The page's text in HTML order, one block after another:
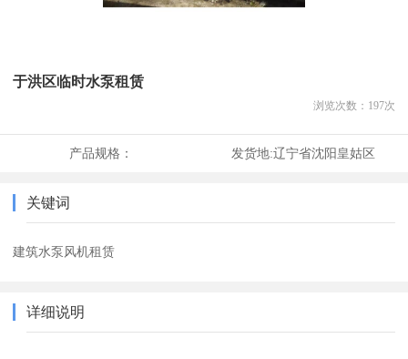
于洪区临时水泵租赁
浏览次数： 197次
产品规格： 发货地:辽宁省沈阳皇姑区
关键词
建筑水泵风机租赁
详细说明